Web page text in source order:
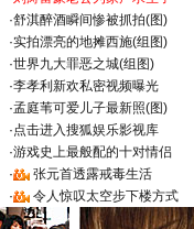
·舒淇醉酒瞬间惨被抓拍(图)
·实拍漂亮的地摊西施(组图)
·世界九大罪恶之城(组图)
·李孝利新欢私密视频曝光
·孟庭苇可爱儿子最新照(图)
·点击进入搜狐娱乐影视库
·游戏史上最般配的十对情侣
·
张元首透露戒毒生活
· 令人惊叹太空步下楼方式